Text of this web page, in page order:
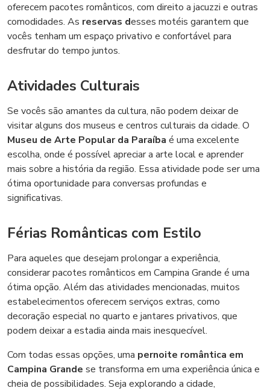
oferecem pacotes românticos, com direito a jacuzzi e outras
comodidades. As reservas desses motéis garantem que
vocês tenham um espaço privativo e confortável para
desfrutar do tempo juntos.
Atividades Culturais
Se vocês são amantes da cultura, não podem deixar de
visitar alguns dos museus e centros culturais da cidade. O
Museu de Arte Popular da Paraíba é uma excelente
escolha, onde é possível apreciar a arte local e aprender
mais sobre a história da região. Essa atividade pode ser uma
ótima oportunidade para conversas profundas e
significativas.
Férias Românticas com Estilo
Para aqueles que desejam prolongar a experiência,
considerar pacotes românticos em Campina Grande é uma
ótima opção. Além das atividades mencionadas, muitos
estabelecimentos oferecem serviços extras, como
decoração especial no quarto e jantares privativos, que
podem deixar a estadia ainda mais inesquecível.
Com todas essas opções, uma pernoite romântica em
Campina Grande se transforma em uma experiência única e
cheia de possibilidades. Seja explorando a cidade,